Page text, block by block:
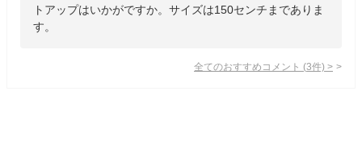
トアップはいかがですか。サイズは150センチまでありま
す。
全てのおすすめコメント (3件) >